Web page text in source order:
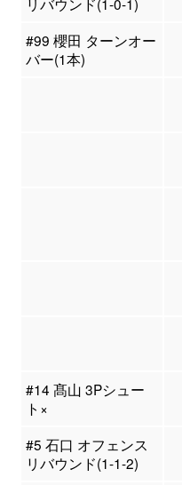
#99 櫻田 ターンオー
バー(1本)
#14 髙山 3Pシュー
ト×
#5 石口 オフェンス
リバウンド(1-1-2)